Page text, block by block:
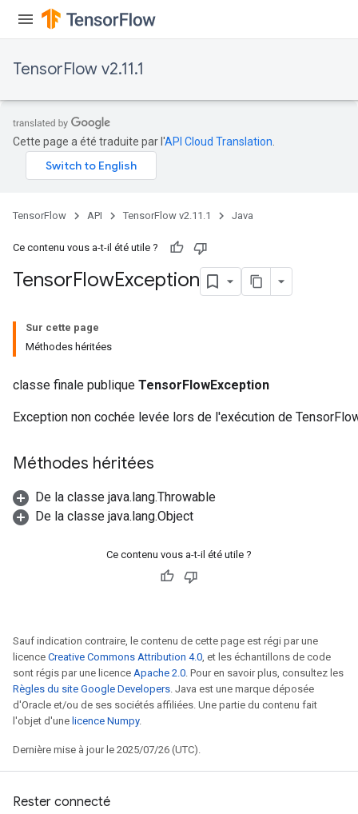
TensorFlow v2.11.1
Cette page a été traduite par l'API Cloud Translation
TensorFlow API TensorFlow v2.11.1 Java
Ce contenu vous a-t-il été utile ?
TensorFlowException
Sur cette page
Méthodes héritées
classe finale publique TensorFlowException
Exception non cochée levée lors de l'exécution de
Méthodes héritées
De la classe java.lang.Throwable
De la classe java.lang.Object
Ce contenu vous a-t-il été utile ?
Sauf indication contraire, le contenu de cette page est régi par une
licence Creative Commons Attribution 4.0, et les échantillons de code
sont régis par une licence Apache 2.0. Pour en savoir plus, consultez les
Règles du site Google Developers. Java est une marque déposée
d'Oracle et/ou de ses sociétés affiliées. Une partie du contenu fait
l'objet d'une licence Numpy.
Dernière mise à jour le 2025/07/26 (UTC).
Rester connecté